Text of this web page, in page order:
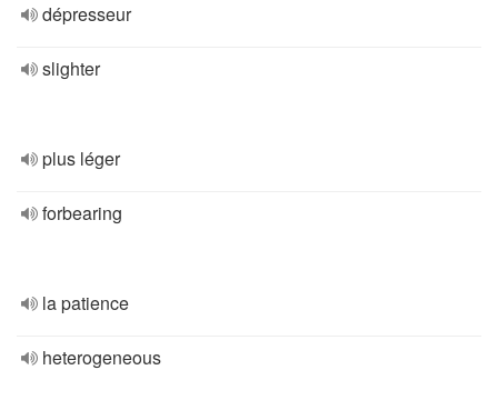
dépresseur
slighter
plus léger
forbearing
la patience
heterogeneous